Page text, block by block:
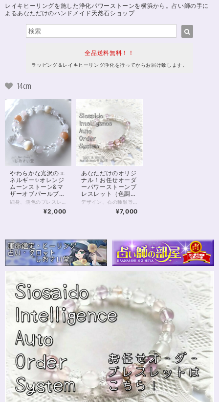
レイキヒーリングを施した浄化パワーストーンを横浜から。占い師の手に
よるあなただけのハンドメイド天然石ショップ
全品送料無料！！
ラッピング＆レイキヒーリング浄化を行ってからお届け致します。
14cm
やわらかな光沢のエ
ネルギー✨オレンジ
ムーンストーン&マ
ザーオブパールブレ
スレット14cm
¥2,000
あなただけのオリジ
ナル！お任せオーダ
ーパワーストーンブ
レスレット（色調選
択可）
¥7,000